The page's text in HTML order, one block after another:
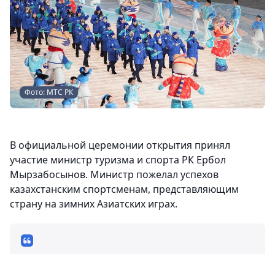
Фото: МТС РК
В официальной церемонии открытия принял
участие министр туризма и спорта РК Ербол
Мырзабосынов. Министр пожелал успехов
казахстанским спортсменам, представляющим
страну на зимних Азиатских играх.